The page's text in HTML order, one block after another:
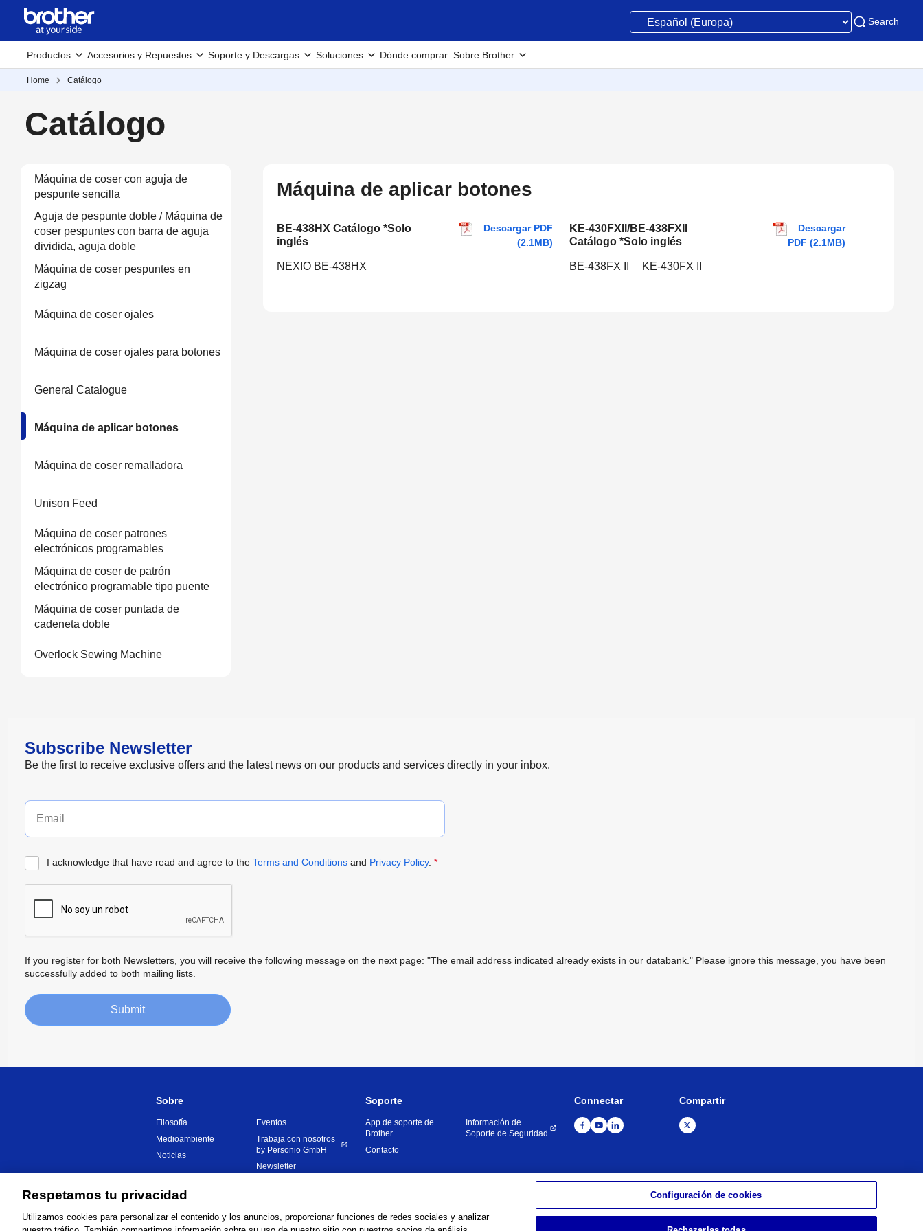
Search
Productos Accesorios y Repuestos Soporte y Descargas Soluciones Dónde comprar Sobre Brother
Home Catálogo
Catálogo
Máquina de coser con aguja de
pespunte sencilla
Aguja de pespunte doble / Máquina de
coser pespuntes con barra de aguja
dividida, aguja doble
Máquina de coser pespuntes en
zigzag
Máquina de coser ojales
Máquina de coser ojales para botones
General Catalogue
Máquina de aplicar botones
Máquina de coser remalladora
Unison Feed
Máquina de coser patrones
electrónicos programables
Máquina de coser de patrón
electrónico programable tipo puente
Máquina de coser puntada de
cadeneta doble
Overlock Sewing Machine
Máquina de aplicar botones
BE-438HX Catálogo *Solo
inglés
Descargar PDF
(2.1MB)
NEXIO BE-438HX
KE-430FXII/BE-438FXII
Catálogo *Solo inglés
Descargar
PDF (2.1MB)
BE-438FX II KE-430FX II
Subscribe Newsletter
Be the first to receive exclusive offers and the latest news on our products and services directly in your inbox.
I acknowledge that have read and agree to the Terms and Conditionsand Privacy Policy. *
If you register for both Newsletters, you will receive the following message on the next page: "The email address indicated already exists in our databank." Please ignore this message, you have been
successfully added to both mailing lists.
Submit
Sobre
Filosofía
Medioambiente
Noticias
Eventos
Trabaja con nosotros
by Personio GmbH
Newsletter
Soporte
App de soporte de
Brother
Contacto
Información de
Soporte de Seguridad
Connectar Compartir
Global Network Términos de Uso Política de Privacidad Cookie Policy Contacto Mapa del sitio Información legal
Respetamos tu privacidad
Utilizamos cookies para personalizar el contenido y los anuncios, proporcionar funciones de redes sociales y analizar
Configuración de cookies